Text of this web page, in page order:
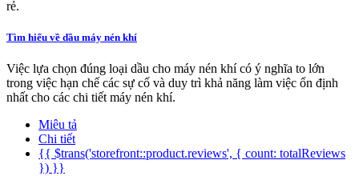
rẻ.
Tìm hiểu về dầu máy nén khí
Việc lựa chọn đúng loại dầu cho máy nén khí có ý nghĩa to lớn
trong việc hạn chế các sự cố và duy trì khả năng làm việc ổn định
nhất cho các chi tiết máy nén khí.
Miêu tả
Chi tiết
{{ $trans('storefront::product.reviews', { count: totalReviews
}) }}